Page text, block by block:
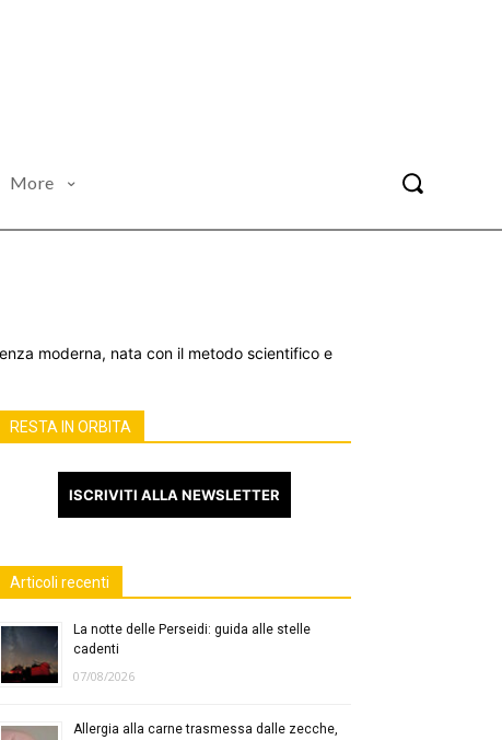
More
moderna, nata con il metodo scientifico e
RESTA IN ORBITA
ISCRIVITI ALLA NEWSLETTER
Articoli recenti
La notte delle Perseidi: guida alle stelle
cadenti
07/08/2026
Allergia alla carne trasmessa dalle zecche,